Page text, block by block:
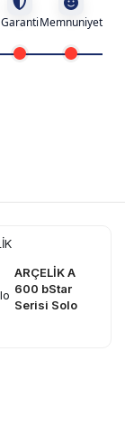
GarantiMemnuniyet
ARÇELİK A
600 bStar
Serisi Solo